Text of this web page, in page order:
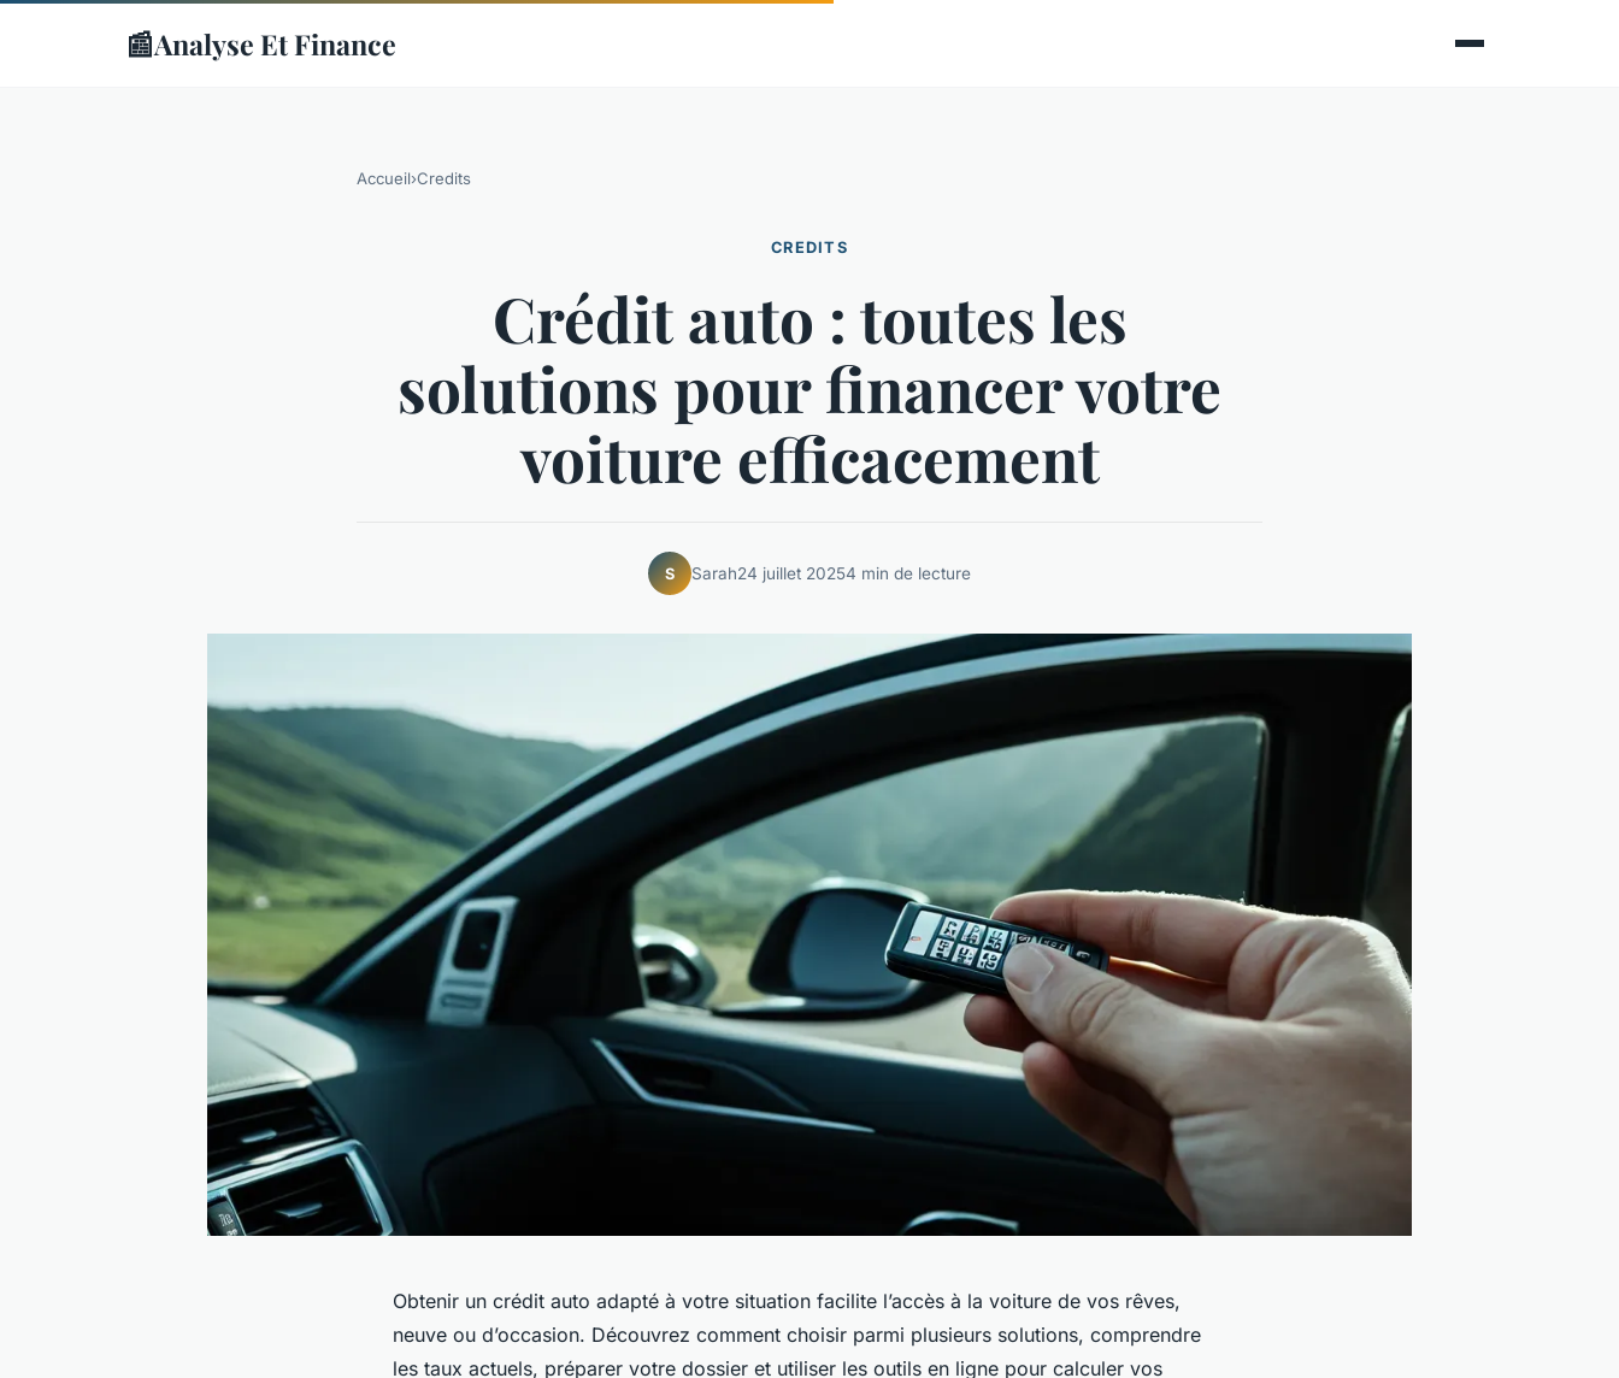
📰Analyse Et Finance
Accueil›Credits
CREDITS
Crédit auto : toutes les
solutions pour financer votre
voiture efficacement
S Sarah24 juillet 20254 min de lecture
Obtenir un crédit auto adapté à votre situation facilite l’accès à la voiture de vos rêves,
neuve ou d’occasion. Découvrez comment choisir parmi plusieurs solutions, comprendre
les taux actuels, préparer votre dossier et utiliser les outils en ligne pour calculer vos